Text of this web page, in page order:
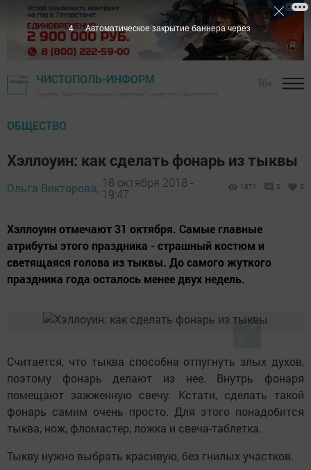
ЧИСТОПОЛЬ-ИНФОРМ
ОБЩЕСТВО
Хэллоуин: как сделать фонарь из тыквы
Ольга Викторова, 18 октября 2018 -
19:47
1971 0 0
Хэллоуин отмечают 31 октября. Самые главные
атрибуты этого праздника - страшный костюм и
светящаяся голова из тыквы. До самого жуткого
праздника года осталось менее двух недель.
Считается, что тыква способна отпугнуть злых духов,
поэтому фонарь делают из нее. Внутрь фонаря
помещают зажженную свечу. Кстати, сделать такой
фонарь самим очень просто. Для этого понадобится
тыква, нож, фломастер, ложка и свеча-таблетка.
Тыкву нужно выбрать красивую, без гнилых участков.
3 Автоматическое закрытие баннера через